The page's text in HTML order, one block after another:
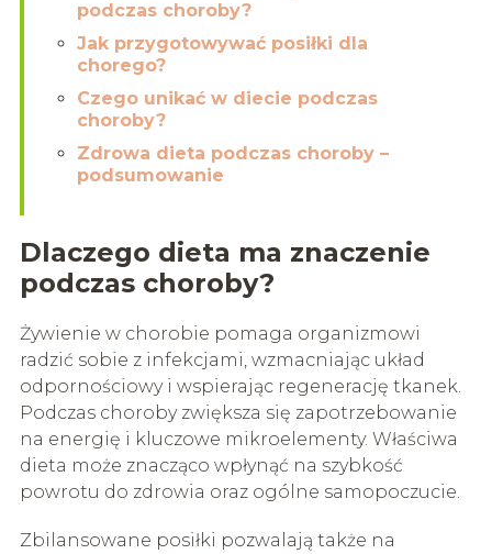
podczas choroby?
Jak przygotowywać posiłki dla
chorego?
Czego unikać w diecie podczas
choroby?
Zdrowa dieta podczas choroby –
podsumowanie
Dlaczego dieta ma znaczenie
podczas choroby?
Żywienie w chorobie pomaga organizmowi
radzić sobie z infekcjami, wzmacniając układ
odpornościowy i wspierając regenerację tkanek.
Podczas choroby zwiększa się zapotrzebowanie
na energię i kluczowe mikroelementy. Właściwa
dieta może znacząco wpłynąć na szybkość
powrotu do zdrowia oraz ogólne samopoczucie.
Zbilansowane posiłki pozwalają także na